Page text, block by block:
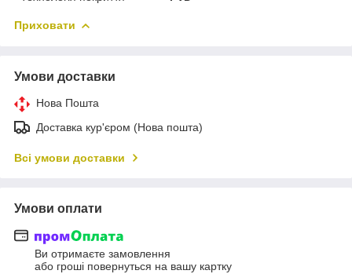
Приховати
Умови доставки
Нова Пошта
Доставка кур'єром (Нова пошта)
Всі умови доставки
Умови оплати
Ви отримаєте замовлення
або гроші повернуться на вашу картку